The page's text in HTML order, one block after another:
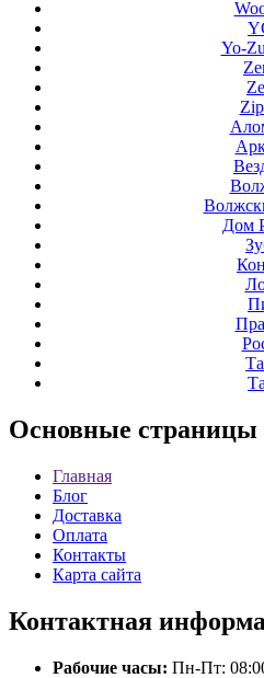
Yo-
Дом
Основные страницы
Главная
Блог
Доставка
Оплата
Контакты
Карта сайта
Контактная
Рабочие часы: Пн-Пт: